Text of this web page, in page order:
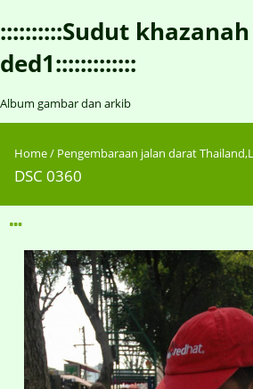
::::::::::Sudut
ded1:::::::::::::
Album gambar dan arkib
Home/ Pengembaraan jalan darat
DSC 0360